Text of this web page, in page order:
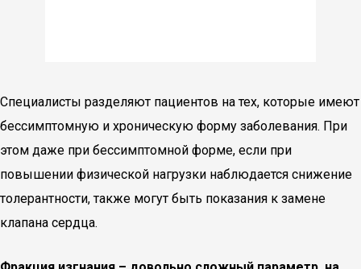
Специалисты разделяют пациентов на тех, которые имеют
бессимптомную и хроническую форму заболевания. При
этом даже при бессимптомной форме, если при
повышении физической нагрузки наблюдается снижение
толерантности, также могут быть показания к замене
клапана сердца.